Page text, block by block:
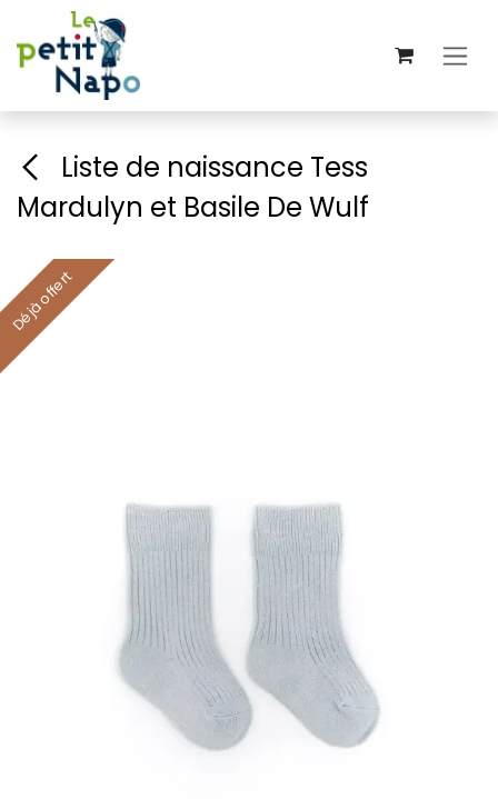
Se rendre au contenu
Liste de naissance Tess
Mardulyn et Basile De Wulf
Déjà offert